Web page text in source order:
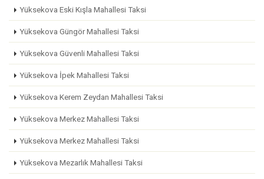
Yüksekova Eski Kışla Mahallesi Taksi
Yüksekova Güngör Mahallesi Taksi
Yüksekova Güvenli Mahallesi Taksi
Yüksekova İpek Mahallesi Taksi
Yüksekova Kerem Zeydan Mahallesi Taksi
Yüksekova Merkez Mahallesi Taksi
Yüksekova Merkez Mahallesi Taksi
Yüksekova Mezarlık Mahallesi Taksi